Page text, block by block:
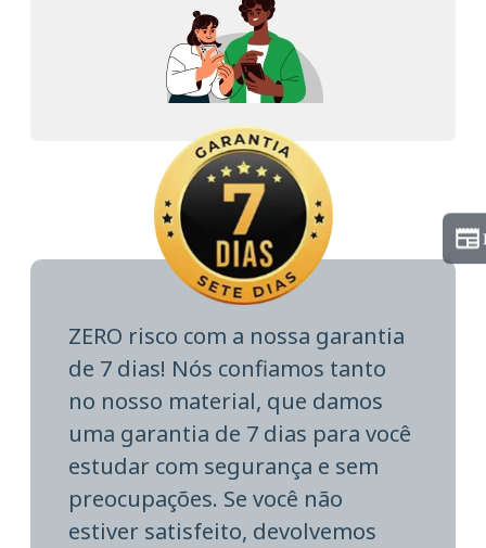
ZERO risco com a nossa garantia
de 7 dias! Nós confiamos tanto
no nosso material, que damos
uma garantia de 7 dias para você
estudar com segurança e sem
preocupações. Se você não
estiver satisfeito, devolvemos